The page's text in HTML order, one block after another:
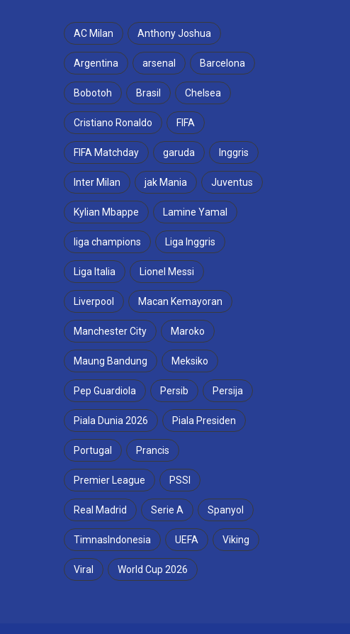
AC Milan Anthony Joshua
Argentina arsenal Barcelona
Bobotoh Brasil Chelsea
Cristiano Ronaldo FIFA
FIFA Matchday garuda Inggris
Inter Milan jak Mania Juventus
Kylian Mbappe Lamine Yamal
liga champions Liga Inggris
Liga Italia Lionel Messi
Liverpool Macan Kemayoran
Manchester City Maroko
Maung Bandung Meksiko
Pep Guardiola Persib Persija
Piala Dunia 2026 Piala Presiden
Portugal Prancis
Premier League PSSI
Real Madrid Serie A Spanyol
TimnasIndonesia UEFA Viking
Viral World Cup 2026